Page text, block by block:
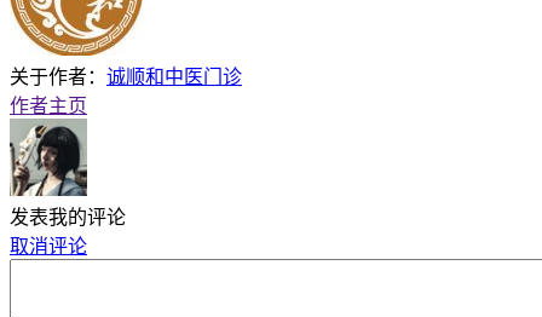
关于作者： 诚顺和中医门诊
作者主页
发表我的评论
取消评论